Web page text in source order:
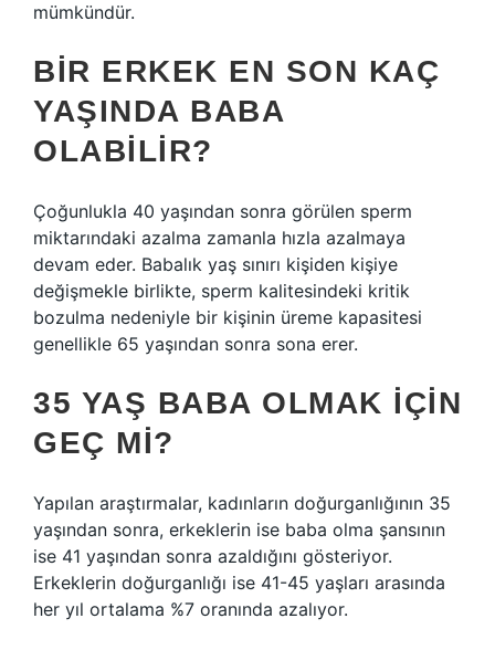
mümkündür.
BIR ERKEK EN SON KAÇ
YAŞINDA BABA
OLABILIR?
Çoğunlukla 40 yaşından sonra görülen sperm
miktarındaki azalma zamanla hızla azalmaya
devam eder. Babalık yaş sınırı kişiden kişiye
değişmekle birlikte, sperm kalitesindeki kritik
bozulma nedeniyle bir kişinin üreme kapasitesi
genellikle 65 yaşından sonra sona erer.
35 YAŞ BABA OLMAK IÇIN
GEÇ MI?
Yapılan araştırmalar, kadınların doğurganlığının 35
yaşından sonra, erkeklerin ise baba olma şansının
ise 41 yaşından sonra azaldığını gösteriyor.
Erkeklerin doğurganlığı ise 41-45 yaşları arasında
her yıl ortalama %7 oranında azalıyor.